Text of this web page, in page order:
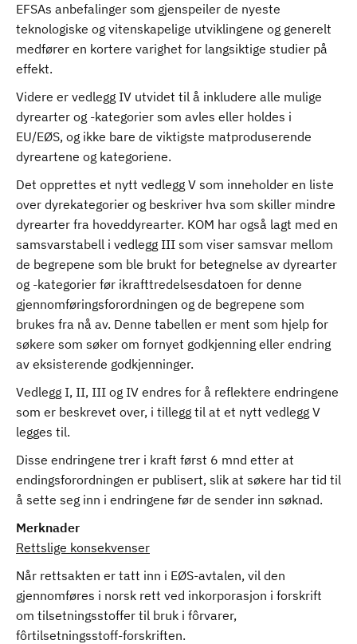
EFSAs anbefalinger som gjenspeiler de nyeste
teknologiske og vitenskapelige utviklingene og generelt
medfører en kortere varighet for langsiktige studier på
effekt.
Videre er vedlegg IV utvidet til å inkludere alle mulige
dyrearter og -kategorier som avles eller holdes i
EU/EØS, og ikke bare de viktigste matproduserende
dyreartene og kategoriene.
Det opprettes et nytt vedlegg V som inneholder en liste
over dyrekategorier og beskriver hva som skiller mindre
dyrearter fra hoveddyrearter. KOM har også lagt med en
samsvarstabell i vedlegg III som viser samsvar mellom
de begrepene som ble brukt for betegnelse av dyrearter
og -kategorier før ikrafttredelsesdatoen for denne
gjennomføringsforordningen og de begrepene som
brukes fra nå av. Denne tabellen er ment som hjelp for
søkere som søker om fornyet godkjenning eller endring
av eksisterende godkjenninger.
Vedlegg I, II, III og IV endres for å reflektere endringene
som er beskrevet over, i tillegg til at et nytt vedlegg V
legges til.
Disse endringene trer i kraft først 6 mnd etter at
endingsforordningen er publisert, slik at søkere har tid til
å sette seg inn i endringene før de sender inn søknad.
Merknader
Rettslige konsekvenser
Når rettsakten er tatt inn i EØS-avtalen, vil den
gjennomføres i norsk rett ved inkorporasjon i forskrift
om tilsetningsstoffer til bruk i fôrvarer,
fôrtilsetningsstoff-forskriften.